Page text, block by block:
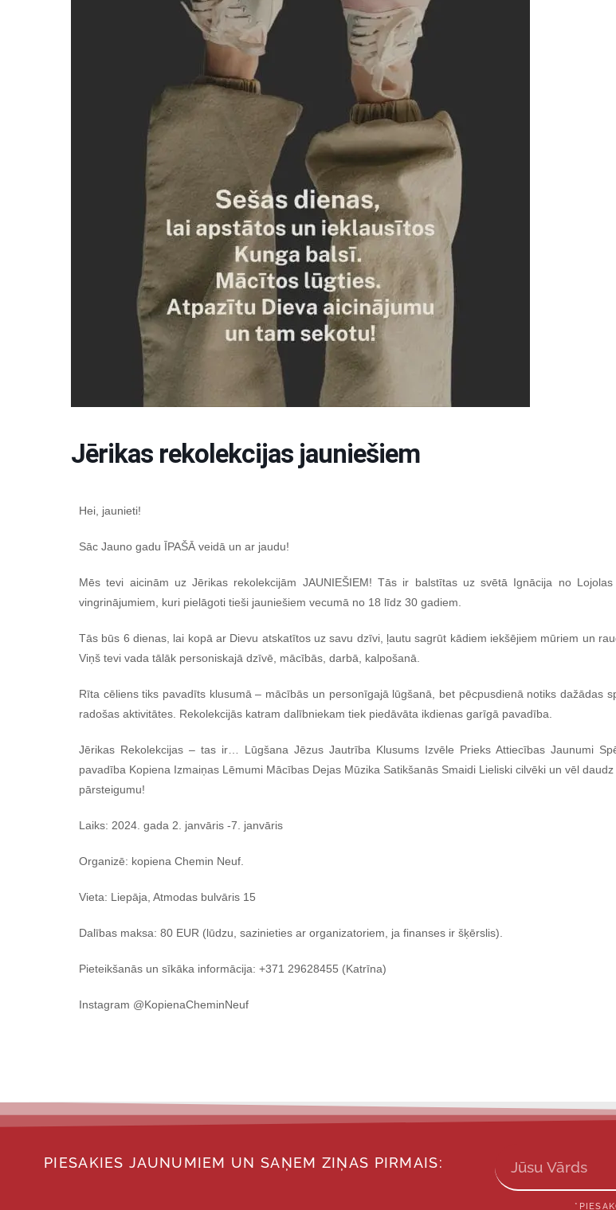
Jērikas rekolekcijas jauniešiem
Hei, jaunieti!
Sāc Jauno gadu ĪPAŠĀ veidā un ar jaudu!
Mēs tevi aicinām uz Jērikas rekolekcijām JAUNIEŠIEM! Tās ir balstītas uz svētā Ignācija no Lojolas
vingrinājumiem, kuri pielāgoti tieši jauniešiem vecumā no 18 līdz 30 gadiem.
Tās būs 6 dienas, lai kopā ar Dievu atskatītos uz savu dzīvi, ļautu sagrūt kādiem iekšējiem mūriem un
Viņš tevi vada tālāk personiskajā dzīvē, mācībās, darbā, kalpošanā.
Rīta cēliens tiks pavadīts klusumā – mācībās un personīgajā lūgšanā, bet pēcpusdienā notiks dažādas
radošas aktivitātes. Rekolekcijās katram dalībniekam tiek piedāvāta ikdienas garīgā pavadība.
Jērikas Rekolekcijas – tas ir… Lūgšana Jēzus Jautrība Klusums Izvēle Prieks Attiecības Jaunumi
pavadība Kopiena Izmaiņas Lēmumi Mācības Dejas Mūzika Satikšanās Smaidi Lieliski cilvēki un vēl
pārsteigumu!
Laiks: 2024. gada 2. janvāris -7. janvāris
Organizē: kopiena Chemin Neuf.
Vieta: Liepāja, Atmodas bulvāris 15
Dalības maksa: 80 EUR (lūdzu, sazinieties ar organizatoriem, ja finanses ir šķērslis).
Pieteikšanās un sīkāka informācija: +371 29628455 (Katrīna)
Instagram @KopienaCheminNeuf
PIESAKIES JAUNUMIEM UN SAŅEM ZIŅAS PIRMAIS: